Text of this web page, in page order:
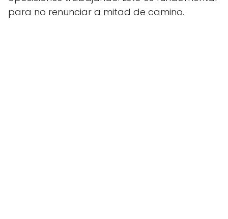
para no renunciar a mitad de camino.